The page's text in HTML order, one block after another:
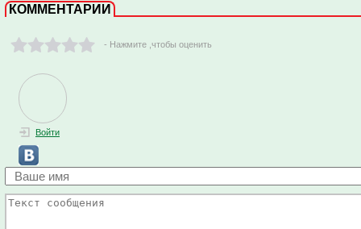
КОММЕНТАРИИ
- Нажмите ,чтобы оценить
Войти